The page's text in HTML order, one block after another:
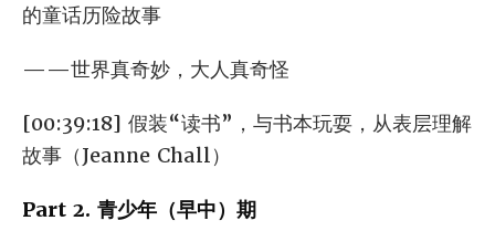
的童话历险故事
——世界真奇妙，大人真奇怪
[00:39:18] 假装“读书”，与书本玩耍，从表层理解
故事（Jeanne Chall）
Part 2. 青少年（早中）期